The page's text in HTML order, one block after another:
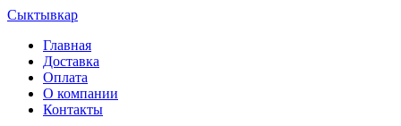
Сыктывкар
Главная
Доставка
Оплата
О компании
Контакты